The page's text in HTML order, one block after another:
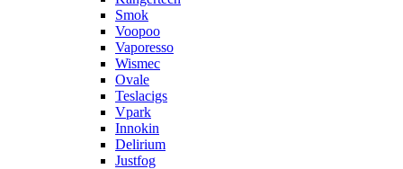
Smok
Voopoo
Vaporesso
Wismec
Ovale
Teslacigs
Vpark
Innokin
Delirium
Justfog